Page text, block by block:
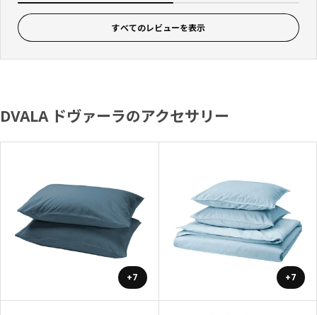
すべてのレビューを表示
DVALA ドヴァーラのアクセサリー
+7 +7